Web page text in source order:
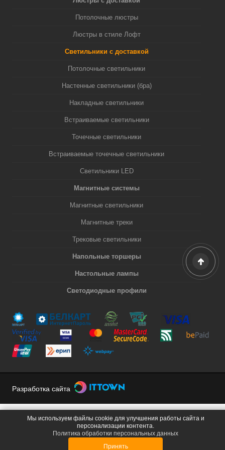
Потолочные люстры
Люстры в стиле Лофт
Светильники с доставкой
Потолочные светильники
Настенные светильники (бра)
Накладные светильники
Встраиваемые светильники
Точечные светильники
Встраиваемые точечные светильники
Светильники LED
Магнитные системы
Магнитные светильники
Магнитные треки
Трековые светильники
Напольные торшеры
Настольные лампы
Светодиодные профили
Разработка сайта
Мы используем файлы cookie для улучшения работы сайта и
персонализации контента.
Политика обработки персональных данных
Принять